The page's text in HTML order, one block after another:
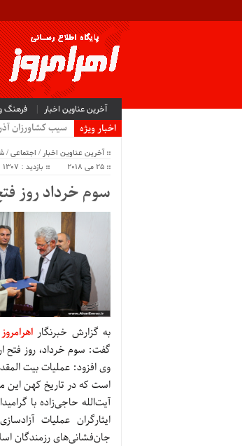
آخرین عناوین اخبار فرهنگ
اخبار ویژه
سیب کشاورزان
آخرین عناوین اخبار / اجتماعی/
25 می 2018
بازدید : 1307
سوم خرداد روز
به گزارش خبرنگاراهرامروز
گفت: سوم خرداد، روز فتح
وی افزود: عملیات بیت
است که در تاریخ کهن این
آیت‌الله حاجی‌زاده با
ایثارگران عملیات
جان‌فشانی‌های رزمندگان